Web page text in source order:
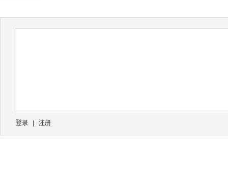
登录 注册